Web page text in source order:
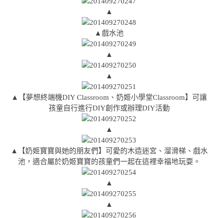
▲
▲戲水池
▲
▲
▲【夢想終端機DIY Classroom、奶姬小學堂Classroom】可讓
孩童自行進行DIY創作或辦理DIY活動
▲
▲【奶姬寶寶與她的朋友們】可愛的木造迷宮、溜滑梯、戲水
池，適合屬於奶姬寶寶的孩童們一起在這裡幸福地玩耍。
▲
▲